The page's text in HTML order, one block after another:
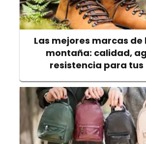
Las mejores marcas de
montaña: calidad,
resistencia para tus